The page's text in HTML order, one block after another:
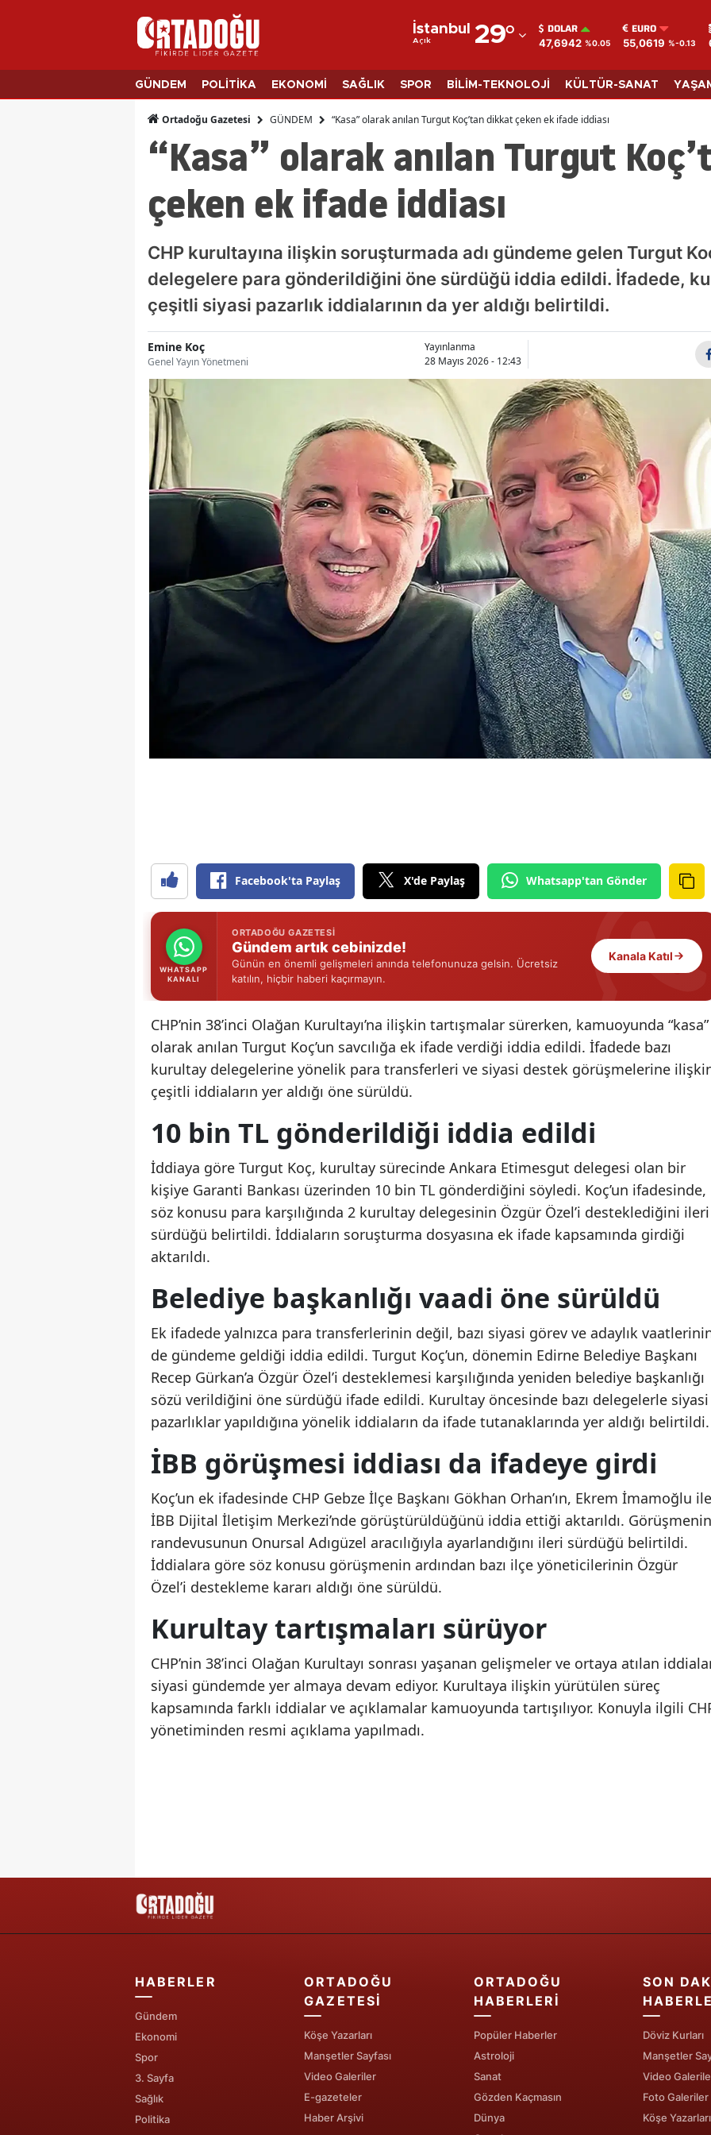
İstanbul
Açık 29°
Adana
Adıyaman
Afyonkarahisar
Ağrı
Ankara
Antalya
Artvin
Aydın
Balıkesir
Bingöl
Bitlis
Bolu
Burdur
Bursa
Çanakkale
Çankırı
Çorum
Diyarbakır
Elazığ
Eskişehir
Gaziantep
Gümüşhane
Hatay
Isparta
İstanbul
Kars
Kastamonu
Kocaeli
Konya
Kütahya
Kahramanmaraş
Mardin
Nevşehir
Niğde
Ordu
Tekirdağ
DOLAR
47,6942 %0.05
EURO
55,0619 %-0.13
GÜNDEM POLİTİKA EKONOMİ SAĞLIK SPOR BİLİM-TEKNOLOJİ KÜLTÜR-SANAT
Ortadoğu Gazetesi GÜNDEM “Kasa” olarak anılan Turgut Koç’tan dikkat çeken ek ifade iddiası
“Kasa” olarak anılan Turgut
çeken ek ifade iddiası
CHP kurultayına ilişkin soruşturmada adı gündeme gelen Turgut
delegelere para gönderildiğini öne sürdüğü iddia edildi. İfadede,
çeşitli siyasi pazarlık iddialarının da yer aldığı belirtildi.
Emine Koç
Genel Yayın Yönetmeni
Yayınlanma
28 Mayıs 2026 - 12:43
Facebook'ta Paylaş X'de Paylaş Whatsapp'tan Gönder
WHATSAPP
KANALI
ORTADOĞU GAZETESI
Gündem artık cebinizde!
Günün en önemli gelişmeleri anında telefonunuza gelsin. Ücretsiz
katılın, hiçbir haberi kaçırmayın.
Kanala Katıl
CHP’nin 38’inci Olağan Kurultayı’na ilişkin tartışmalar sürerken, kamuoyunda “kasa”
olarak anılan Turgut Koç’un savcılığa ek ifade verdiği iddia edildi. İfadede bazı
kurultay delegelerine yönelik para transferleri ve siyasi destek görüşmelerine
çeşitli iddiaların yer aldığı öne sürüldü.
10 bin TL gönderildiği iddia edildi
İddiaya göre Turgut Koç, kurultay sürecinde Ankara Etimesgut delegesi olan bir
kişiye Garanti Bankası üzerinden 10 bin TL gönderdiğini söyledi. Koç’un ifadesinde,
söz konusu para karşılığında 2 kurultay delegesinin Özgür Özel’i desteklediğini ileri
sürdüğü belirtildi. İddiaların soruşturma dosyasına ek ifade kapsamında girdiği
aktarıldı.
Belediye başkanlığı vaadi öne sürüldü
Ek ifadede yalnızca para transferlerinin değil, bazı siyasi görev ve adaylık
de gündeme geldiği iddia edildi. Turgut Koç’un, dönemin Edirne Belediye Başkanı
Recep Gürkan’a Özgür Özel’i desteklemesi karşılığında yeniden belediye başkanlığı
sözü verildiğini öne sürdüğü ifade edildi. Kurultay öncesinde bazı delegelerle siyasi
pazarlıklar yapıldığına yönelik iddiaların da ifade tutanaklarında yer aldığı belirtildi.
İBB görüşmesi iddiası da ifadeye girdi
Koç’un ek ifadesinde CHP Gebze İlçe Başkanı Gökhan Orhan’ın, Ekrem İmamoğlu ile
İBB Dijital İletişim Merkezi’nde görüştürüldüğünü iddia ettiği aktarıldı. Görüşmenin
randevusunun Onursal Adıgüzel aracılığıyla ayarlandığını ileri sürdüğü belirtildi.
İddialara göre söz konusu görüşmenin ardından bazı ilçe yöneticilerinin Özgür
Özel’i destekleme kararı aldığı öne sürüldü.
Kurultay tartışmaları sürüyor
CHP’nin 38’inci Olağan Kurultayı sonrası yaşanan gelişmeler ve ortaya atılan
siyasi gündemde yer almaya devam ediyor. Kurultaya ilişkin yürütülen süreç
kapsamında farklı iddialar ve açıklamalar kamuoyunda tartışılıyor. Konuyla ilgili
yönetiminden resmi açıklama yapılmadı.
Toygar Işıklı kimdir,
hangi dizilerin
müziklerini yaptı?
Tür...
Boğa
bugün
bekliyor, 7
Cuma nasıl
Diyarbakır'da kahreden
giren genç boğuldu
Diyarbakır'da kahreden
giren genç boğuldu
HABERLER
Gündem
Ekonomi
Spor
3. Sayfa
Sağlık
Politika
ORTADOĞU
GAZETESI
Köşe Yazarları
Manşetler Sayfası
Video Galeriler
E-gazeteler
Haber Arşivi
ORTADOĞU
HABERLERI
Popüler Haberler
Astroloji
Sanat
Gözden Kaçmasın
Dünya
SON
Döviz Kurları
Manşetler
Video
Foto Galeriler
Köşe Yazarları